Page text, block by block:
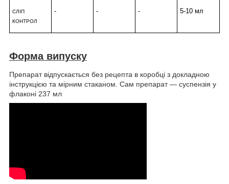
СЛІП
КОНТРОЛ
- - - 5-10 мл
Форма випуску
Препарат відпускається без рецепта в коробці з докладною
інструкцією та мірним стаканом. Сам препарат — суспензія у
флаконі 237 мл